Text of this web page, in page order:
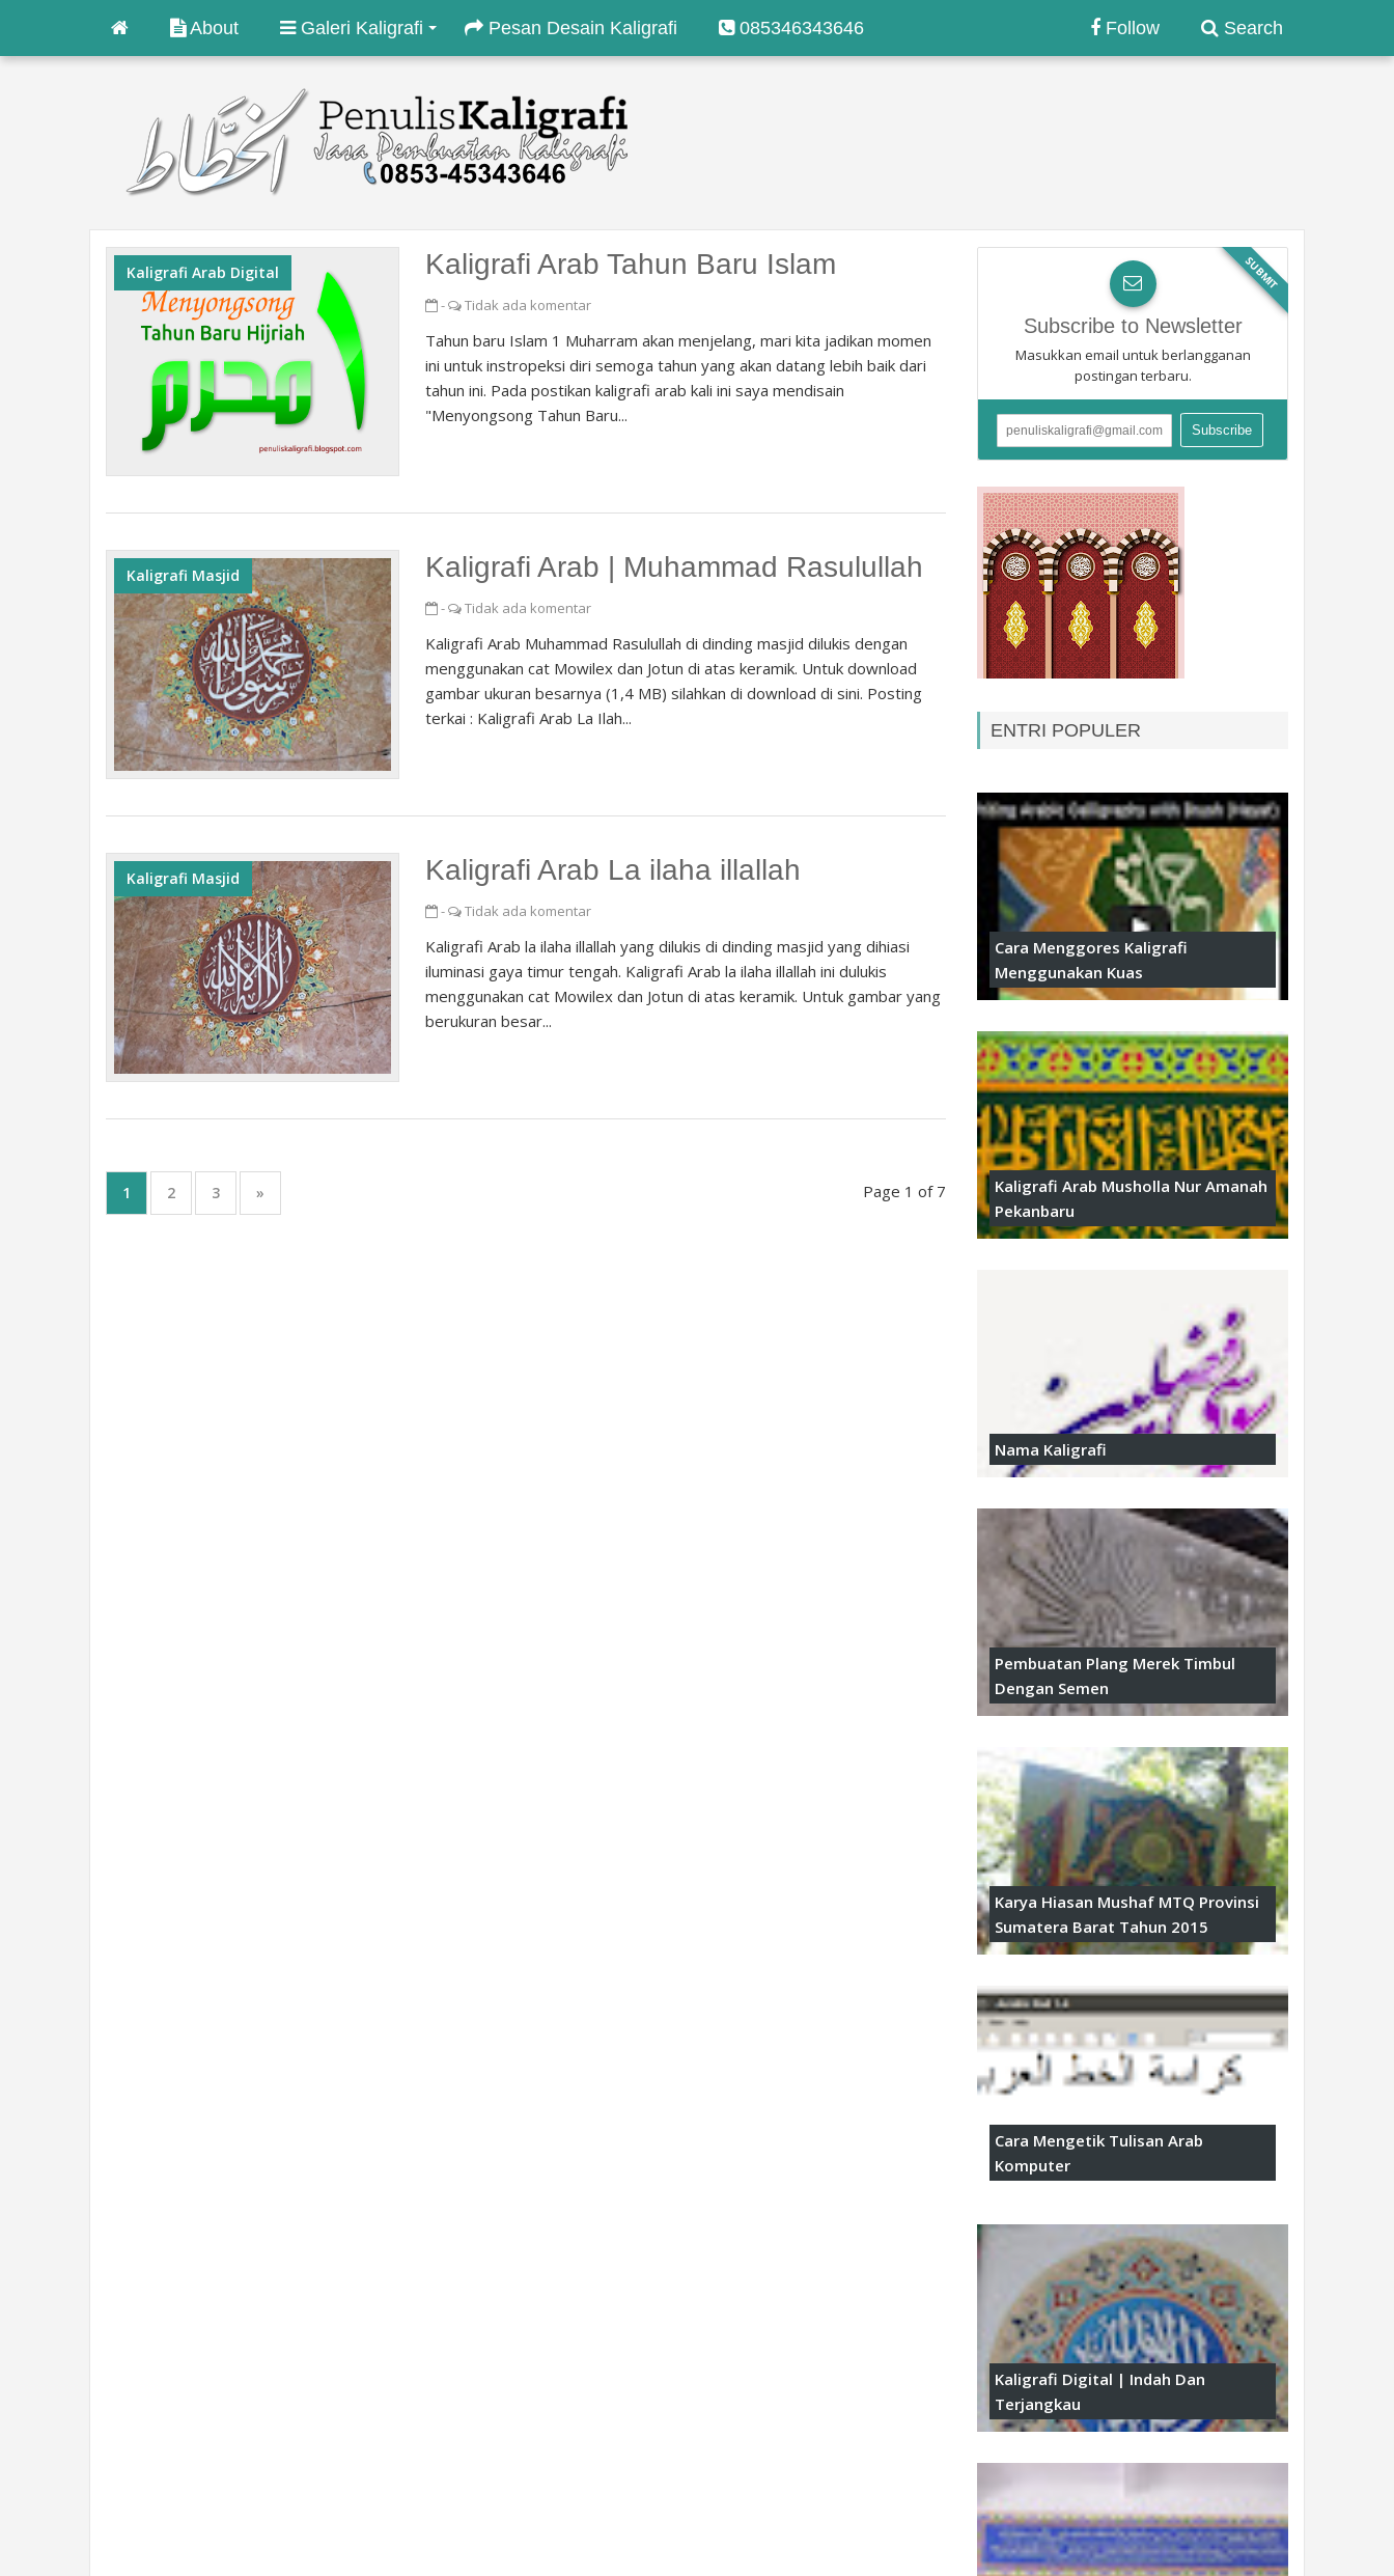
Follow Search
About Galeri Kaligrafi Pesan Desain Kaligrafi 085346343646
Kaligrafi Arab Tahun Baru Islam
Kaligrafi Arab Digital
- Tidak ada komentar
Tahun baru Islam 1 Muharram akan menjelang, mari kita jadikan momen
ini untuk instropeksi diri semoga tahun yang akan datang lebih baik dari
tahun ini. Pada postikan kaligrafi arab kali ini saya mendisain
"Menyongsong Tahun Baru...
Kaligrafi Arab | Muhammad Rasulullah
Kaligrafi Masjid
- Tidak ada komentar
Kaligrafi Arab Muhammad Rasulullah di dinding masjid dilukis dengan
menggunakan cat Mowilex dan Jotun di atas keramik. Untuk download
gambar ukuran besarnya (1,4 MB) silahkan di download di sini. Posting
terkai : Kaligrafi Arab La Ilah...
Kaligrafi Arab La ilaha illallah
Kaligrafi Masjid
- Tidak ada komentar
Kaligrafi Arab la ilaha illallah yang dilukis di dinding masjid yang dihiasi
iluminasi gaya timur tengah. Kaligrafi Arab la ilaha illallah ini dulukis
menggunakan cat Mowilex dan Jotun di atas keramik. Untuk gambar yang
berukuran besar...
Page 1 of 7
1 2 3 »
SUBMIT
Subscribe to Newsletter
Masukkan email untuk berlangganan
postingan terbaru.
ENTRI POPULER
Kontak Baru
Cara Menggores Kaligrafi
Menggunakan Kuas
Kaligrafi Arab Musholla Nur Amanah
Pekanbaru
Nama Kaligrafi
Pembuatan Plang Merek Timbul
Dengan Semen
Karya Hiasan Mushaf MTQ Provinsi
Sumatera Barat Tahun 2015
Cara Mengetik Tulisan Arab
Komputer
Kaligrafi Digital | Indah Dan
Terjangkau